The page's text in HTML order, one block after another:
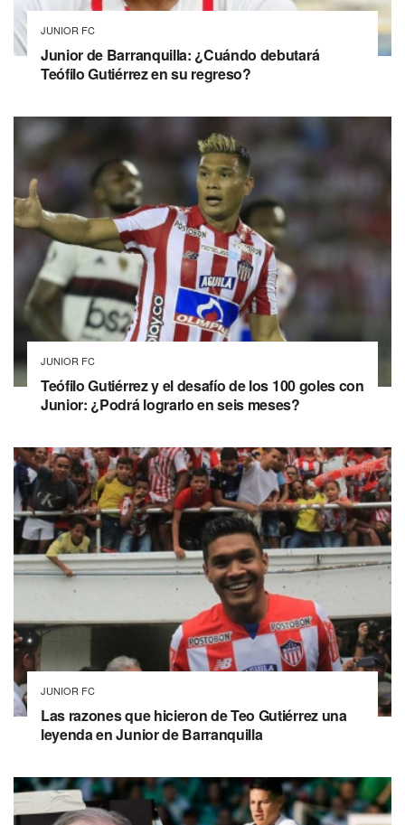
JUNIOR FC
Junior de Barranquilla: ¿Cuándo debutará
Teófilo Gutiérrez en su regreso?
JUNIOR FC
Teófilo Gutiérrez y el desafío de los 100 goles con
Junior: ¿Podrá lograrlo en seis meses?
JUNIOR FC
Las razones que hicieron de Teo Gutiérrez una
leyenda en Junior de Barranquilla